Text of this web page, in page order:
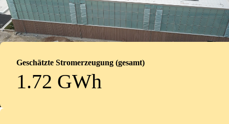
Geschätzte Stromerzeugung (gesamt)
1.72 GWh